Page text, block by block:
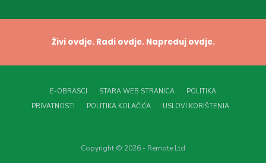
Živi ovdje. Radi ovdje. Napreduj ovdje.
E-OBRASCI STARA WEB STRANICA
POLITIKA
PRIVATNOSTI
POLITIKA KOLAČIĆA USLOVI KORIŠTENJA
Copyright © 2026 - Remote Ltd